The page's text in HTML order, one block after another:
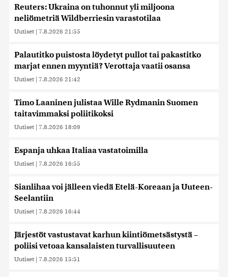
Reuters: Ukraina on tuhonnut yli miljoona
neliömetriä Wildberriesin varastotilaa
Uutiset | 7.8.2026 21:55
Palautitko puistosta löydetyt pullot tai pakastitko
marjat ennen myyntiä? Verottaja vaatii osansa
Uutiset | 7.8.2026 21:42
Timo Laaninen julistaa Wille Rydmanin Suomen
taitavimmaksi poliitikoksi
Uutiset | 7.8.2026 18:09
Espanja uhkaa Italiaa vastatoimilla
Uutiset | 7.8.2026 16:55
Sianlihaa voi jälleen viedä Etelä-Koreaan ja Uuteen-
Seelantiin
Uutiset | 7.8.2026 16:44
Järjestöt vastustavat karhun kiintiömetsästystä –
poliisi vetoaa kansalaisten turvallisuuteen
Uutiset | 7.8.2026 15:51